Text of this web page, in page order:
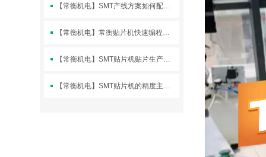
【常衡机电】SMT产线方案如何配置应该注意哪些关键因素？
【常衡机电】常衡贴片机快速编程步骤
【常衡机电】SMT贴片机贴片生产中抛料的原因及对策
【常衡机电】SMT贴片机的精度主要有哪些指标